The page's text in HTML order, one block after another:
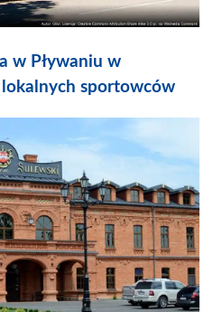
w Pływaniu w
lokalnych sportowców